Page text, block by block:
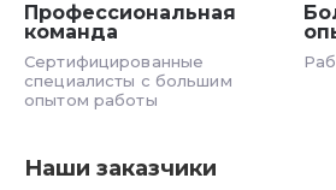
Профессиональная
команда
Сертифицированные
специалисты с большим
опытом работы
Наши заказчики